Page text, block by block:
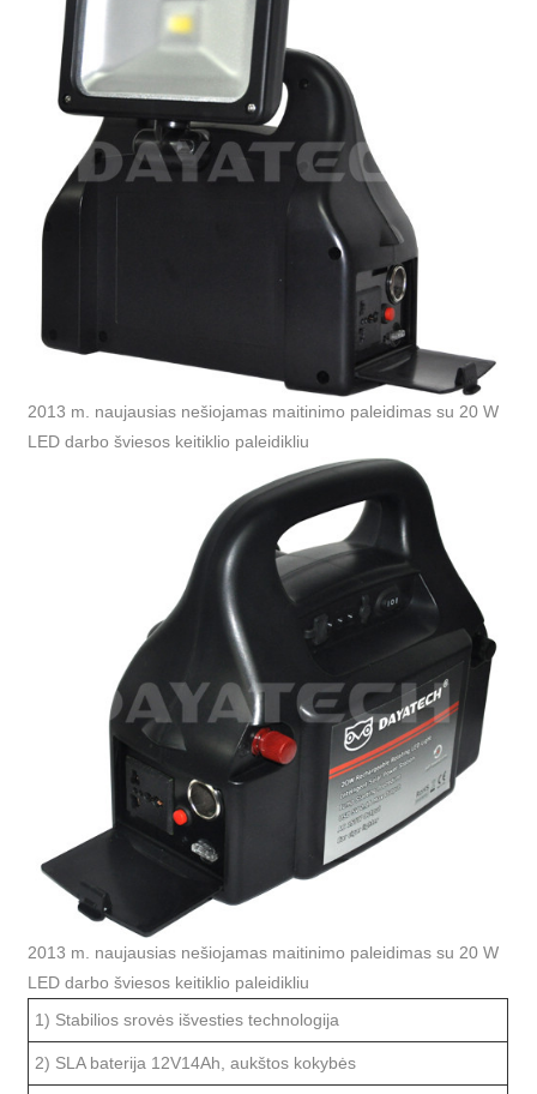
2013 m. naujausias nešiojamas maitinimo paleidimas su 20 W
LED darbo šviesos keitiklio paleidikliu
2013 m. naujausias nešiojamas maitinimo paleidimas su 20 W
LED darbo šviesos keitiklio paleidikliu
1) Stabilios srovės išvesties technologija
2) SLA baterija 12V14Ah, aukštos kokybės